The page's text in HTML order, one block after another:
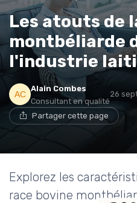
Les atouts de
montbéliarde
l'industrie
Alain Combes
Consultant en qualité
26
Partager cette page
Explorez les
race bovine